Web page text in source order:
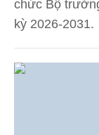
chức Bộ
kỳ 2026-2031.